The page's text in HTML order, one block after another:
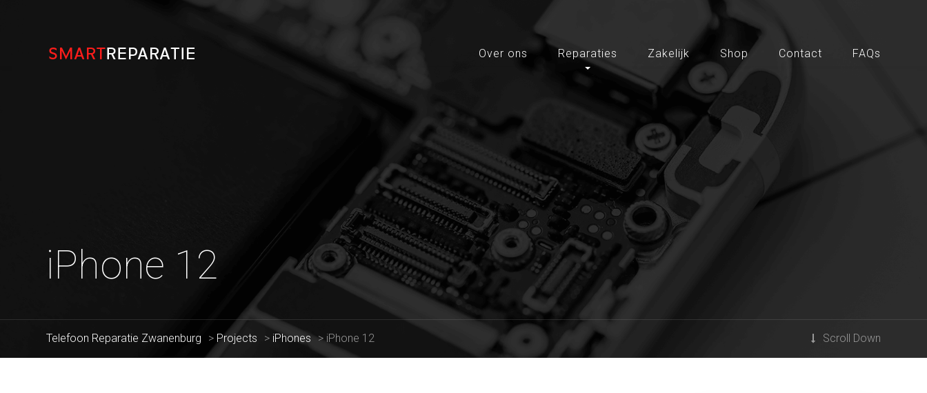
Over ons Reparaties Zakelijk Shop Contact FAQs
iPhone 12
Scroll Down
Telefoon Reparatie Zwanenburg > Projects > iPhones > iPhone 12